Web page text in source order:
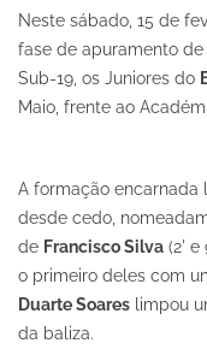
Neste sábado, 15 de
fase de apuramento
Sub-19, os Juniores do
Maio, frente ao
A formação encarnada
desde cedo,
de Francisco Silva (2' e
o primeiro deles com
Duarte Soares limpou
da baliza.